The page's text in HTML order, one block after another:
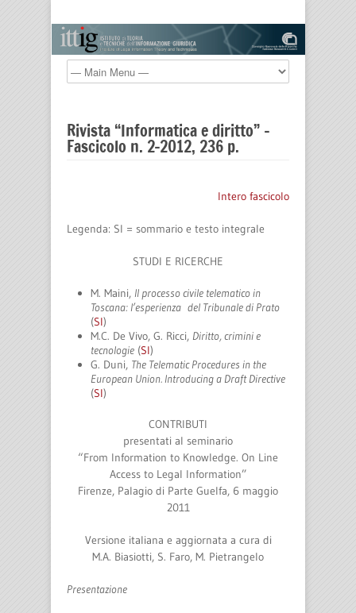
Rivista “Informatica e diritto” –
Fascicolo n. 2-2012, 236 p.
Intero fascicolo
Legenda: SI = sommario e testo integrale
STUDI E RICERCHE
M. Maini, Il processo civile telematico in
Toscana: l’esperienza del Tribunale di Prato
(SI)
M.C. De Vivo, G. Ricci, Diritto, crimini e
tecnologie (SI)
G. Duni, The Telematic Procedures in the
European Union. Introducing a Draft Directive
(SI)
CONTRIBUTI
presentati al seminario
“From Information to Knowledge. On Line
Access to Legal Information”
Firenze, Palagio di Parte Guelfa, 6 maggio
2011
Versione italiana e aggiornata a cura di
M.A. Biasiotti, S. Faro, M. Pietrangelo
Presentazione